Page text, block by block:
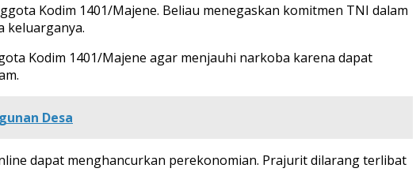
Kodim 1401/Majene. Beliau menegaskan komitmen TNI dalam
keluarganya.
Kodim 1401/Majene agar menjauhi narkoba karena dapat
Desa
dapat menghancurkan perekonomian. Prajurit dilarang terlibat